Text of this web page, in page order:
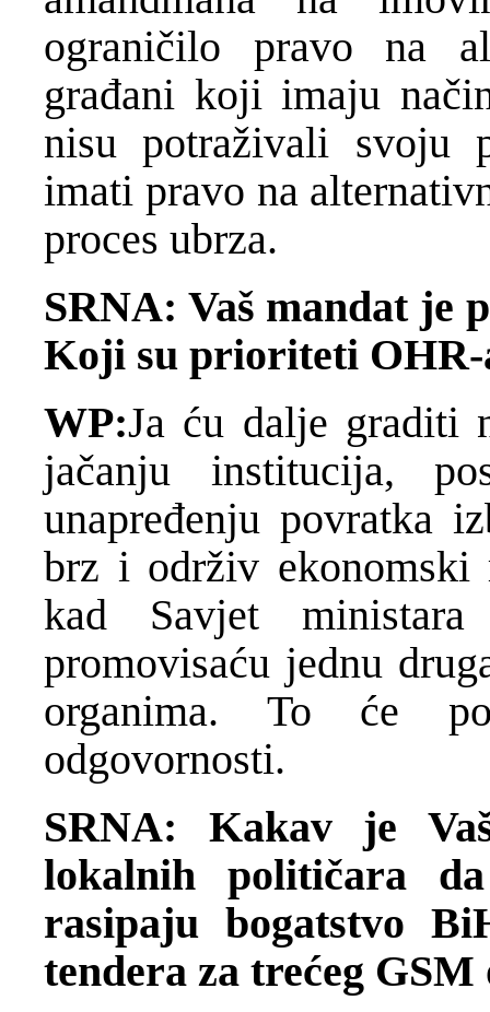
ograničilo pravo na
građani koji imaju
nisu potraživali svoju
imati pravo na
proces ubrza.
SRNA: Vaš mandat je
Koji su prioriteti OHR-
WP:Ja ću dalje graditi
jačanju institucija,
unapređenju povratka
brz i održiv ekonomski
kad Savjet ministara
promovisaću jednu
organima. To će
odgovornosti.
SRNA: Kakav je
lokalnih političara
rasipaju bogatstvo
tendera za trećeg